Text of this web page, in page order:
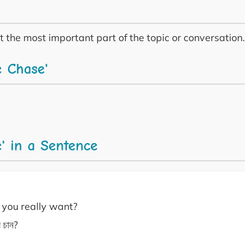
the most important part of the topic or conversation.
in a Sentence
really want?